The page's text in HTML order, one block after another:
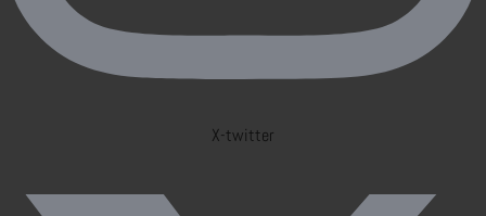
X-twitter